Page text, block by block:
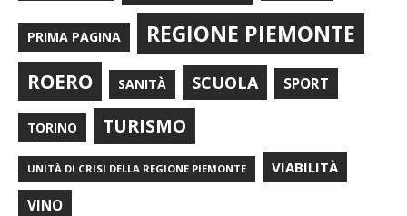
PRIMA PAGINA REGIONE PIEMONTE
ROERO SANITÀ SCUOLA SPORT
TORINO TURISMO
UNITÀ DI CRISI DELLA REGIONE PIEMONTE VIABILITÀ
VINO